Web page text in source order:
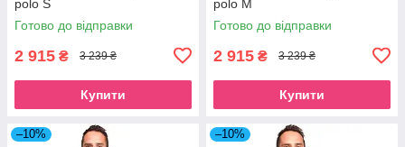
polo S
Готово до відправки
2 915 ₴ 3 239 ₴
Купити
polo M
Готово до відправки
2 915 ₴ 3 239 ₴
Купити
–10% –10%